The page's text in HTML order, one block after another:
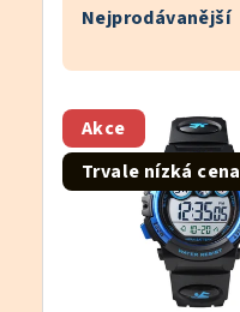
a
z
e
n
Nejprodávanější
V
ý
p
Akce
Trvale nízká cena